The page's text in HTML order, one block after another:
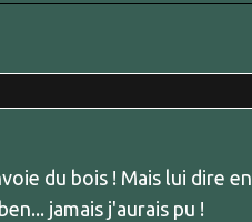
du bois ! Mais lui dire en
jamais j'aurais pu !